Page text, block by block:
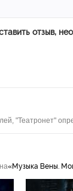
отзыв,
"Театронет"
«Музыка Вены.